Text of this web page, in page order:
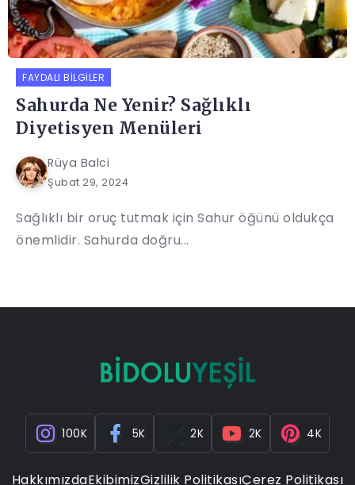
FAYDALI BILGILER
Sahurda Ne Yenir? Sağlıklı
Diyetisyen Menüleri
Rüya Balci
Şubat 29, 2024
Sağlıklı bir oruç tutmak için Sahur öğünü oldukça
önemlidir. Sahurda doğru...
100K 5K 2K 2K 4K
HakkımızdaEkibimizGizlilik PolitikasıÇerez Politikası